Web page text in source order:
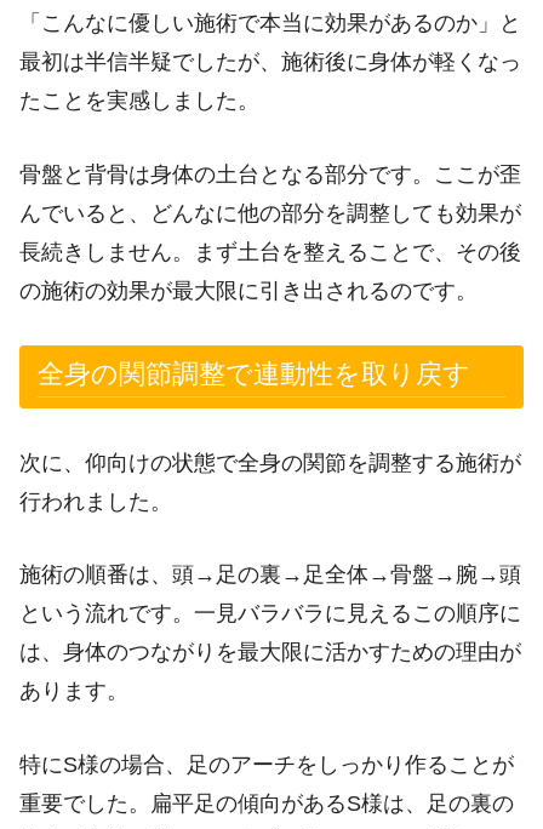
「こんなに優しい施術で本当に効果があるのか」と
最初は半信半疑でしたが、施術後に身体が軽くなっ
たことを実感しました。
骨盤と背骨は身体の土台となる部分です。ここが歪
んでいると、どんなに他の部分を調整しても効果が
長続きしません。まず土台を整えることで、その後
の施術の効果が最大限に引き出されるのです。
全身の関節調整で連動性を取り戻す
次に、仰向けの状態で全身の関節を調整する施術が
行われました。
施術の順番は、頭→足の裏→足全体→骨盤→腕→頭
という流れです。一見バラバラに見えるこの順序に
は、身体のつながりを最大限に活かすための理由が
あります。
特にS様の場合、足のアーチをしっかり作ることが
重要でした。扁平足の傾向があるS様は、足の裏の